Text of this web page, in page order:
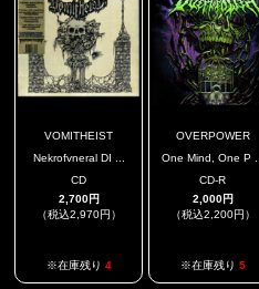
VOMITHEIST
Nekrofvneral DI ...
CD
2,700円
（税込2,970円）
※在庫残り 4
OVERPOWER
One Mind, One P ...
CD-R
2,000円
（税込2,200円）
※在庫残り 5